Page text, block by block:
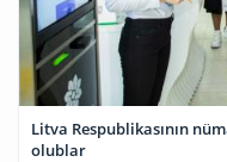
Litva Respublikasının
olublar